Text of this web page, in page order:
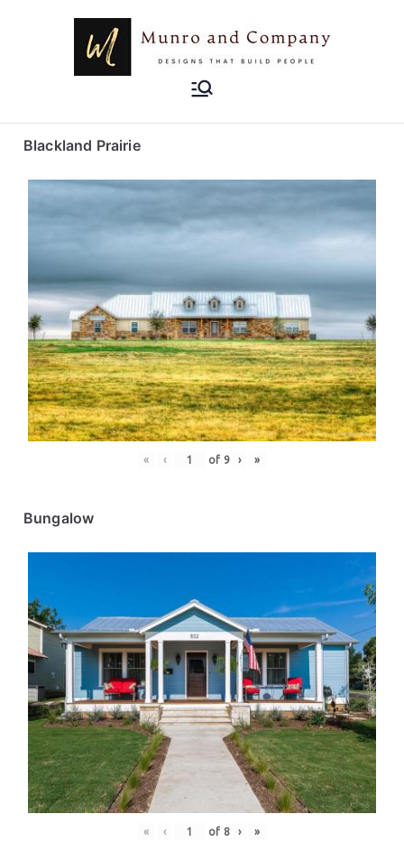
Munro and
Designs that Build People
Blackland Prairie
« ‹ of 9 › »
Bungalow
« ‹ of 8 › »